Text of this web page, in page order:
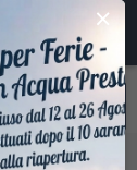
Snorkel
×